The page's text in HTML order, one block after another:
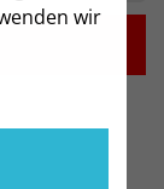
wir